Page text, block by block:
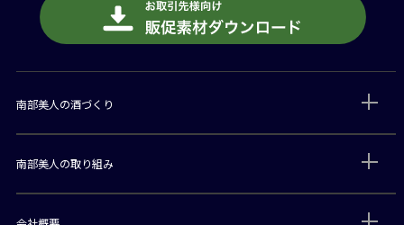
南部美人の酒づくり
南部美人の取り組み